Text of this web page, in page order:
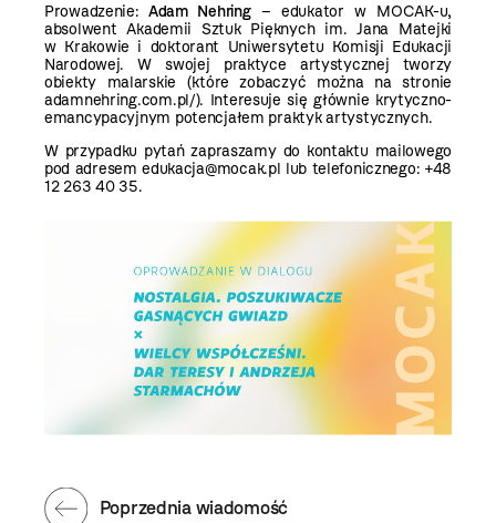
Prowadzenie: Adam Nehring– edukator w MOCAK-u,
absolwent Akademii Sztuk Pięknych im. Jana Matejki
w Krakowie i doktorant Uniwersytetu Komisji Edukacji
Narodowej. W swojej praktyce artystycznej tworzy
obiekty malarskie (które zobaczyć można na stronie
adamnehring.com.pl/). Interesuje się głównie krytyczno-
emancypacyjnym potencjałem praktyk artystycznych.
W przypadku pytań zapraszamy do kontaktu mailowego
pod adresem edukacja@mocak.pl lub telefonicznego: +48
12 263 40 35.
Poprzednia wiadomość